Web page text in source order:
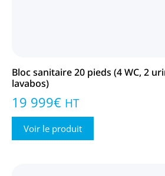
Bloc sanitaire 20 pieds (4 WC, 2
lavabos)
19 999€ HT
Voir le produit